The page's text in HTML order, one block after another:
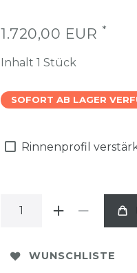
1.720,00 EUR *
Inhalt 1 Stück
SOFORT AB LAGER
Rinnenprofil
WUNSCHLISTE